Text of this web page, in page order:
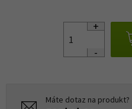
Máte dotaz na produkt?